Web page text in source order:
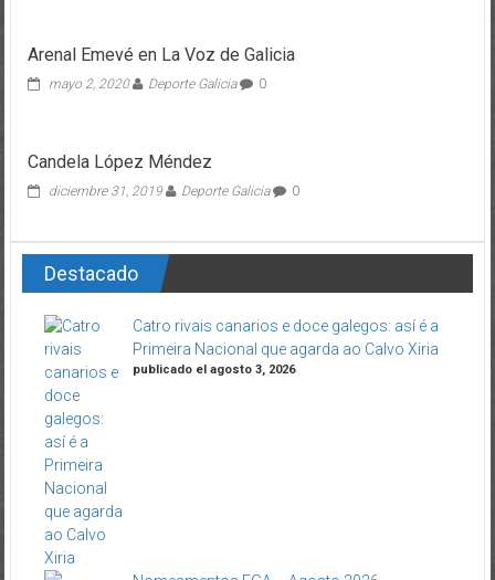
Arenal Emevé en La Voz de Galicia
mayo 2, 2020 Deporte Galicia 0
Candela López Méndez
diciembre 31, 2019 Deporte Galicia 0
Destacado
Catro rivais canarios e doce galegos: así é a
Primeira Nacional que agarda ao Calvo Xiria
publicado el agosto 3, 2026